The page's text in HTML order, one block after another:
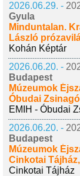
2026.06.29. -
Gyula
Minduntalan.
László
Kohán Képtár
2026.06.20. -
Budapest
Múzeumok
Óbudai
EMIH - Óbudai
2026.06.20. -
Budapest
Múzeumok
Cinkotai
Cinkotai Tájház